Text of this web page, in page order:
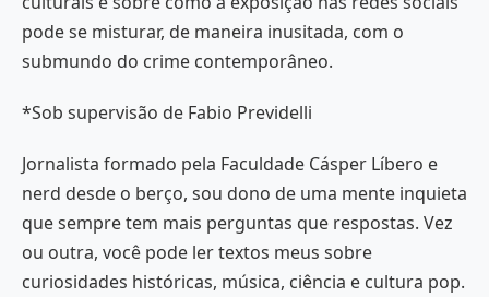
pode se misturar, de maneira inusitada, com o
submundo do crime contemporâneo.
*Sob supervisão de Fabio Previdelli
Jornalista formado pela Faculdade Cásper Líbero e
nerd desde o berço, sou dono de uma mente inquieta
que sempre tem mais perguntas que respostas. Vez
ou outra, você pode ler textos meus sobre
curiosidades históricas, música, ciência e cultura pop.